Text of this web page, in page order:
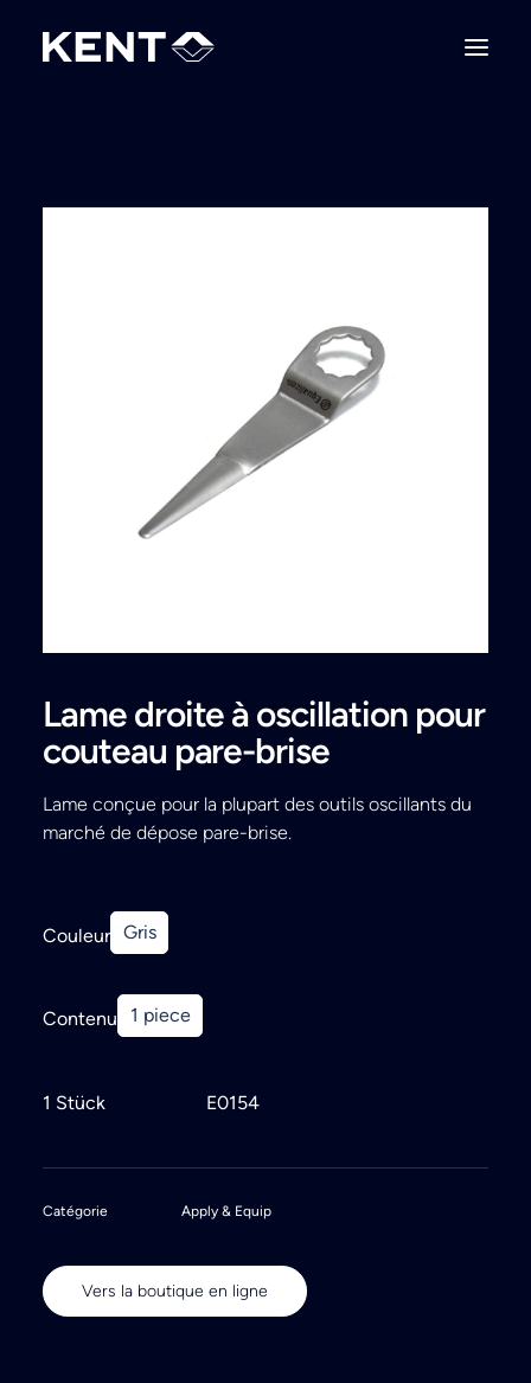
Lame droite à oscillation pour
couteau pare-brise
Lame conçue pour la plupart des outils oscillants du
marché de dépose pare-brise.
Couleur Gris
Contenu 1 piece
1 Stück E0154
Catégorie Apply & Equip
Vers la boutique en ligne